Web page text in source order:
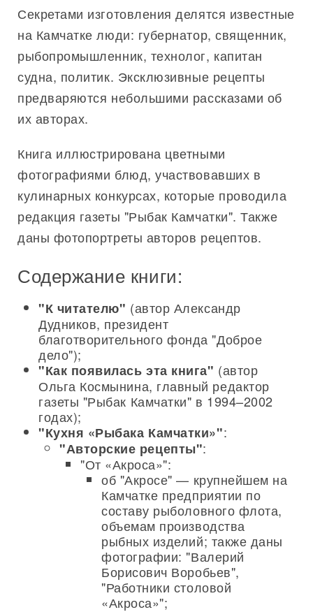
Секретами изготовления делятся известные
на Камчатке люди: губернатор, священник,
рыбопромышленник, технолог, капитан
судна, политик. Эксклюзивные рецепты
предваряются небольшими рассказами об
их авторах.
Книга иллюстрирована цветными
фотографиями блюд, участвовавших в
кулинарных конкурсах, которые проводила
редакция газеты "Рыбак Камчатки". Также
даны фотопортреты авторов рецептов.
Содержание книги:
"К читателю" (автор Александр
Дудников, президент
благотворительного фонда "Доброе
дело");
"Как появилась эта книга" (автор
Ольга Космынина, главный редактор
газеты "Рыбак Камчатки" в 1994–2002
годах);
"Кухня «Рыбака Камчатки»":
"Авторские рецепты":
"От «Акроса»":
об "Акросе" — крупнейшем на
Камчатке предприятии по
составу рыболовного флота,
объемам производства
рыбных изделий; также даны
фотографии: "Валерий
Борисович Воробьев",
"Работники столовой
«Акроса»";